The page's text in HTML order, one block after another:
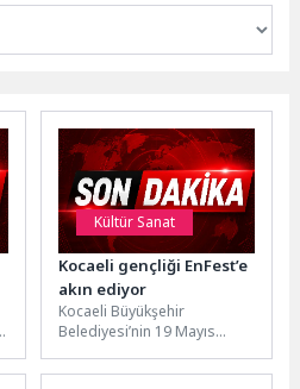
Kültür Sanat
Kocaeli gençliği EnFest’e
akın ediyor
Kocaeli Büyükşehir
Belediyesi’nin 19 Mayıs
Spor Bayramı kutlamaları